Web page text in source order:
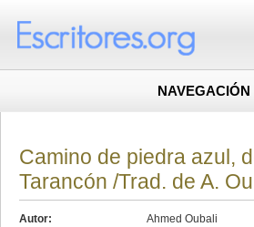
NAVEGACIÓN
Camino de piedra azul,
Tarancón /Trad. de A.
Autor:
Ahmed Oubali